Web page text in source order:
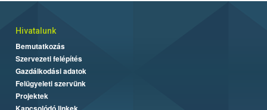
Hivatalunk
Bemutatkozás
Szervezeti felépítés
Gazdálkodási adatok
Felügyeleti szervünk
Projektek